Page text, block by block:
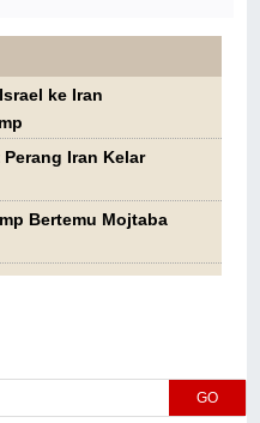
ke Iran
Iran Kelar
Bertemu Mojtaba
GO